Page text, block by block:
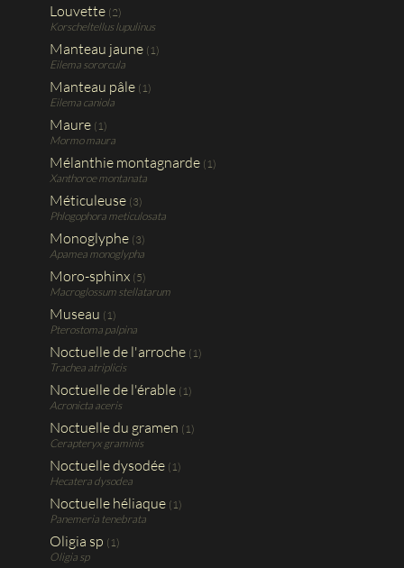
Louvette (2)
Korscheltellus lupulinus
Manteau jaune (1)
Eilema sororcula
Manteau pâle (1)
Eilema caniola
Maure (1)
Mormo maura
Mélanthie montagnarde (1)
Xanthoroe montanata
Méticuleuse (3)
Phlogophora meticulosata
Monoglyphe (3)
Apamea monoglypha
Moro-sphinx (5)
Macroglossum stellatarum
Museau (1)
Pterostoma palpina
Noctuelle de l'arroche (1)
Trachea atriplicis
Noctuelle de l'érable (1)
Acronicta aceris
Noctuelle du gramen (1)
Cerapteryx graminis
Noctuelle dysodée (1)
Hecatera dysodea
Noctuelle héliaque (1)
Panemeria tenebrata
Oligia sp (1)
Oligia sp